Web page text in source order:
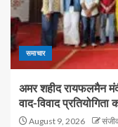
समाचार
अमर शहीद रायफलमैन
वाद-विवाद
August 9, 2026